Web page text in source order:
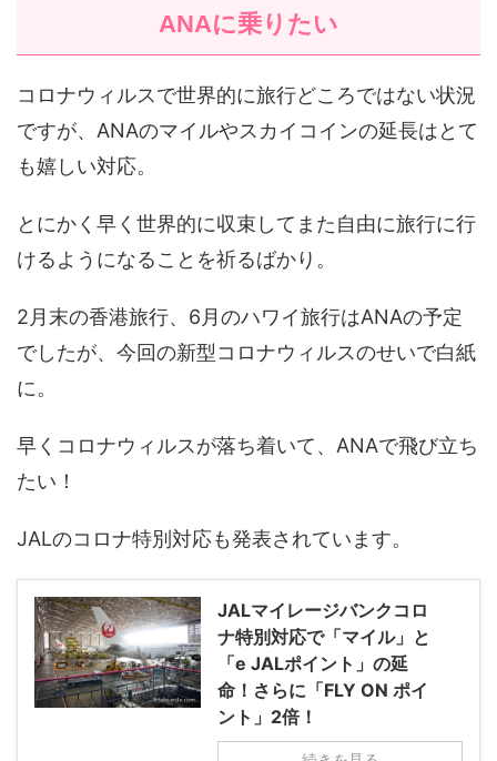
ANAに乗りたい
コロナウィルスで世界的に旅行どころではない状況
ですが、ANAのマイルやスカイコインの延長はとて
も嬉しい対応。
とにかく早く世界的に収束してまた自由に旅行に行
けるようになることを祈るばかり。
2月末の香港旅行、6月のハワイ旅行はANAの予定
でしたが、今回の新型コロナウィルスのせいで白紙
に。
早くコロナウィルスが落ち着いて、ANAで飛び立ち
たい！
JALのコロナ特別対応も発表されています。
JALマイレージバンクコロ
ナ特別対応で「マイル」と
「e JALポイント」の延
命！さらに「FLY ON ポイ
ント」2倍！